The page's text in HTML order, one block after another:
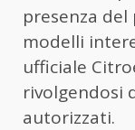
presenza
modelli
ufficiale
rivolgendosi
autorizzati.